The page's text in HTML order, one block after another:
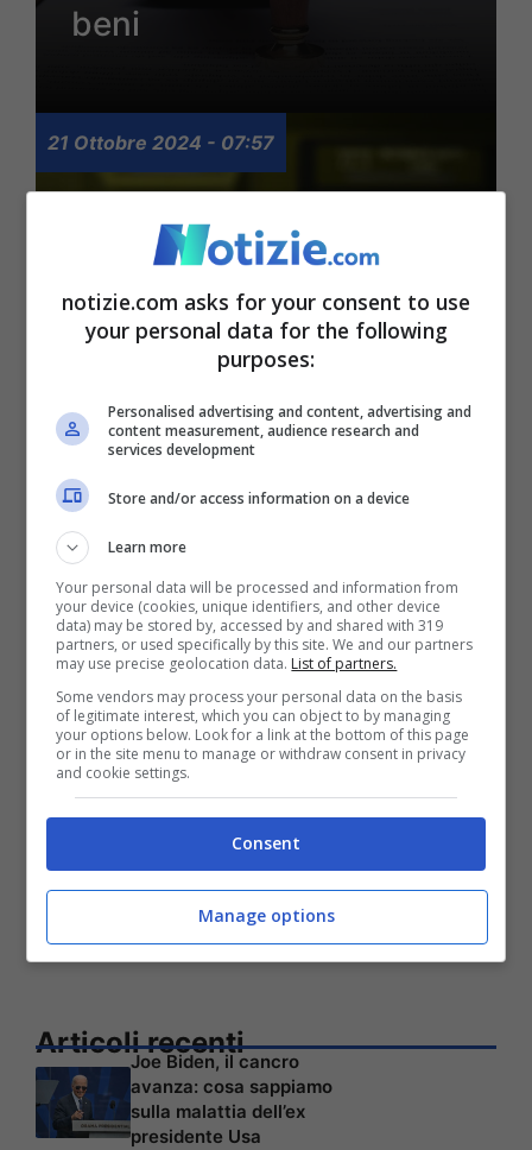
beni
21 Ottobre 2024 - 07:57
Quante volte vai a
prelevare al bancomat?
Occhio al limite,
scattano controlli
Articoli recenti
Joe Biden, il cancro
avanza: cosa sappiamo
sulla malattia dell’ex
presidente Usa
notizie.com asks for your consent to use
your personal data for the following
purposes:
Personalised advertising and content, advertising and
content measurement, audience research and
services development
Store and/or access information on a device
Learn more
Your personal data will be processed and information from
your device (cookies, unique identifiers, and other device
data) may be stored by, accessed by and shared with 319
partners, or used specifically by this site. We and our partners
may use precise geolocation data. List of partners.
Some vendors may process your personal data on the basis
of legitimate interest, which you can object to by managing
your options below. Look for a link at the bottom of this page
or in the site menu to manage or withdraw consent in privacy
and cookie settings.
Consent
Manage options